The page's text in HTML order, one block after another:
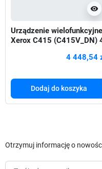
visibility
Urządzenie wielofunkcyjne
Xerox C415 (C415V_DN)
4 448,54
Dodaj do koszyka
Otrzymuj informację o